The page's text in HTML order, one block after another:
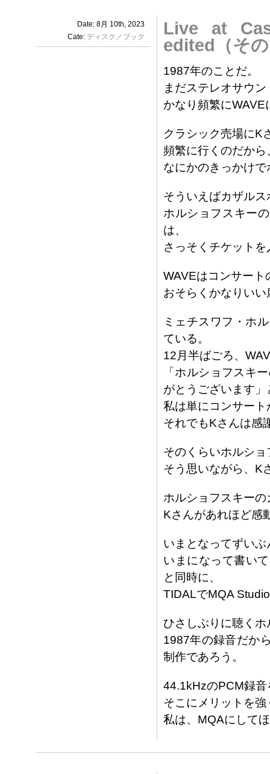
Date: 8月 10th, 2023
Cate: ディスク／ブック
Live at
edited（そ
1987年のことだ。
まだステレオサウ
かなり頻繁にWAVE
クラシック売場にK
頻繁に行くのだか
なにかのきっかけ
そういえばカザル
ホルショフスキー
は、
さっそくチケット
WAVEはコンサー
おそらくかなりい
ミェチスワフ・ホ
ている。
12月半ばごろ、
「ホルショフスキ
がとうございます」
私は単にコンサー
それでもKさんは感
そのくらいホルシ
そう思いながら、K
ホルショフスキー
Kさんがあれほど感
いまとなってずい
いまになって書い
と同時に、
TIDALでMQA
ひさしぶりに聴く
1987年の録音だか
制作であろう。
44.1kHzのPCM録
そこにメリットを
私は、MQAにして